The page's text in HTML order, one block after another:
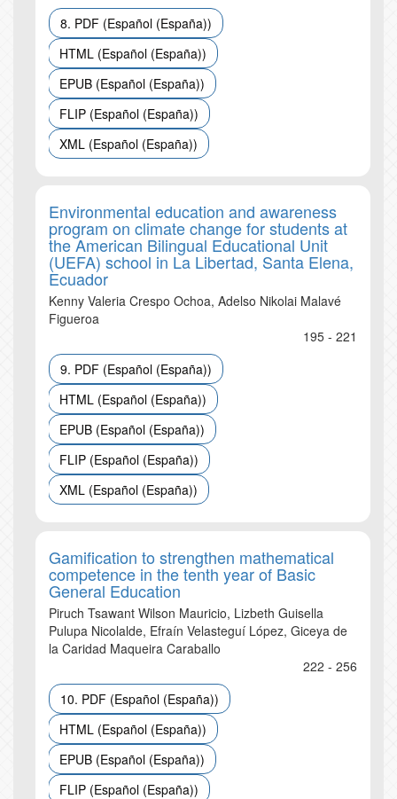
8. PDF (Español (España))
HTML (Español (España))
EPUB (Español (España))
FLIP (Español (España))
XML (Español (España))
Environmental education and awareness
program on climate change for students at
the American Bilingual Educational Unit
(UEFA) school in La Libertad, Santa Elena,
Ecuador
Kenny Valeria Crespo Ochoa, Adelso Nikolai Malavé
Figueroa
195 - 221
9. PDF (Español (España))
HTML (Español (España))
EPUB (Español (España))
FLIP (Español (España))
XML (Español (España))
Gamification to strengthen mathematical
competence in the tenth year of Basic
General Education
Piruch Tsawant Wilson Mauricio, Lizbeth Guisella
Pulupa Nicolalde, Efraín Velasteguí López, Giceya de
la Caridad Maqueira Caraballo
222 - 256
10. PDF (Español (España))
HTML (Español (España))
EPUB (Español (España))
FLIP (Español (España))